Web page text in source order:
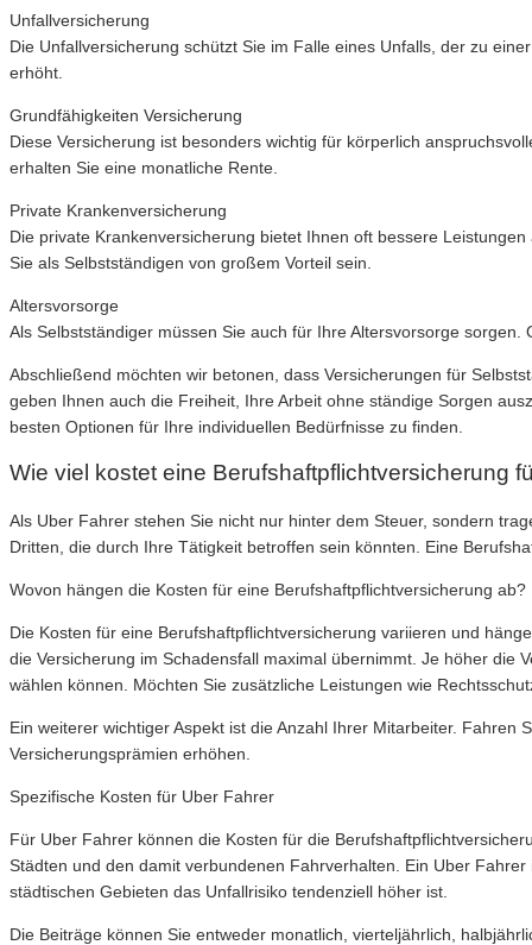
Unfallversicherung
Die Unfallversicherung schützt Sie im Falle eines Unfalls, der zu
erhöht.
Grundfähigkeiten Versicherung
Diese Versicherung ist besonders wichtig für körperlich
erhalten Sie eine monatliche Rente.
Private Krankenversicherung
Die private Krankenversicherung bietet Ihnen oft bessere
Sie als Selbstständigen von großem Vorteil sein.
Altersvorsorge
Als Selbstständiger müssen Sie auch für Ihre Altersvorsorge
Abschließend möchten wir betonen, dass Versicherungen für
geben Ihnen auch die Freiheit, Ihre Arbeit ohne ständige Sorgen
besten Optionen für Ihre individuellen Bedürfnisse zu finden.
Wie viel kostet eine Berufshaftpflichtversicherung
Als Uber Fahrer stehen Sie nicht nur hinter dem Steuer, sondern
Dritten, die durch Ihre Tätigkeit betroffen sein könnten. Eine
Wovon hängen die Kosten für eine Berufshaftpflichtversicherung ab?
Die Kosten für eine Berufshaftpflichtversicherung variieren und
die Versicherung im Schadensfall maximal übernimmt. Je höher die
wählen können. Möchten Sie zusätzliche Leistungen wie
Ein weiterer wichtiger Aspekt ist die Anzahl Ihrer Mitarbeiter.
Versicherungsprämien erhöhen.
Spezifische Kosten für Uber Fahrer
Für Uber Fahrer können die Kosten für die
Städten und den damit verbundenen Fahrverhalten. Ein Uber
städtischen Gebieten das Unfallrisiko tendenziell höher ist.
Die Beiträge können Sie entweder monatlich, vierteljährlich,